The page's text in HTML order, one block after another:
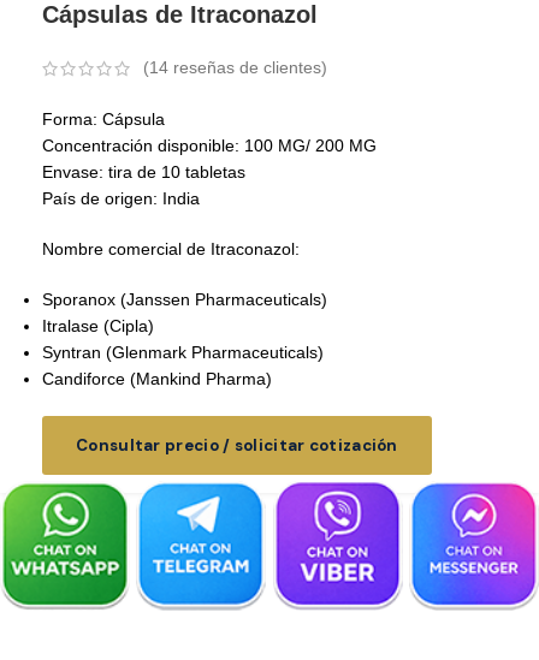
Cápsulas de Itraconazol
(14 reseñas de clientes)
Forma: Cápsula
Concentración disponible: 100 MG/ 200 MG
Envase: tira de 10 tabletas
País de origen: India
Nombre comercial de Itraconazol:
Sporanox (Janssen Pharmaceuticals)
Itralase (Cipla)
Syntran (Glenmark Pharmaceuticals)
Candiforce (Mankind Pharma)
Consultar precio / solicitar cotización